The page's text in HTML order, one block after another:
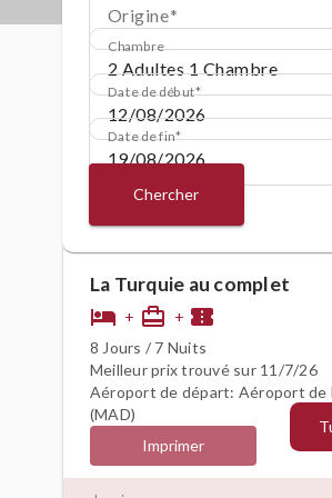
Origine
Chambre
Date de début
Date de fin
Chercher
La Turquie au complet
hotel + card_travel + confirmation_number
8 Jours / 7 Nuits
Meilleur prix trouvé sur 11/7/26
Aéroport de départ: Aéroport de
(MAD)
Imprimer